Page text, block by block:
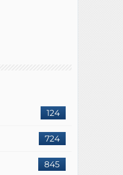
124
724
845